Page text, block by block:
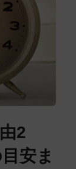
2
安ま